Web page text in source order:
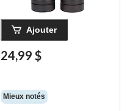
Ajouter
24,99 $
Mieux notés